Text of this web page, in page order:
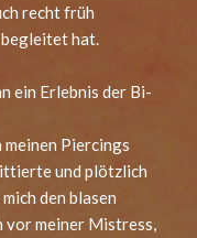
recht früh
begleitet hat.
ein Erlebnis der Bi-
Piercings
und plötzlich
den blasen
vor meiner Mistress,